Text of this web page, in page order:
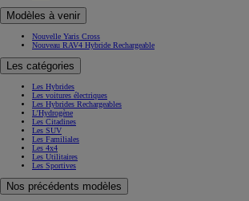
Modèles à venir
Nouvelle Yaris Cross
Nouveau RAV4 Hybride Rechargeable
Les catégories
Les Hybrides
Les voitures électriques
Les Hybrides Rechargeables
L'Hydrogène
Les Citadines
Les SUV
Les Familiales
Les 4x4
Les Utilitaires
Les Sportives
Nos précédents modèles